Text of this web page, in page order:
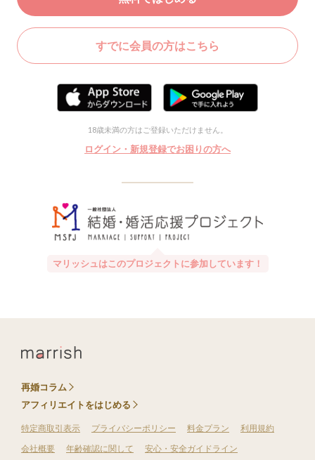
すでに会員の方はこちら
18歳未満の方はご登録いただけません。
ログイン・新規登録でお困りの方へ
マリッシュはこのプロジェクトに参加しています！
再婚コラム
アフィリエイトをはじめる
特定商取引表示 プライバシーポリシー 料金プラン
利用規約
会社概要
年齢確認に関して 安心・安全ガイドライン